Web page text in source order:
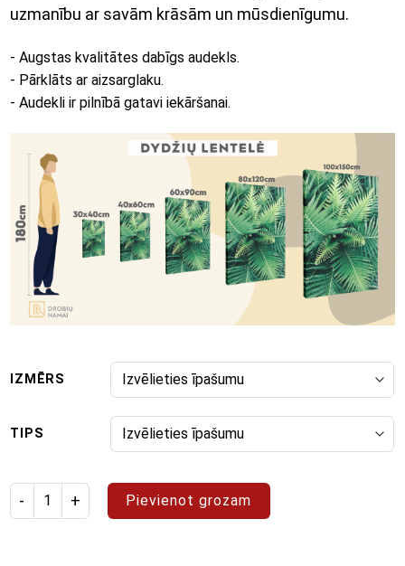
uzmanību ar savām krāsām un mūsdienīgumu.
- Augstas kvalitātes dabīgs audekls.
- Pārklāts ar aizsarglaku.
- Audekli ir pilnībā gatavi iekāršanai.
IZMĒRS
TIPS
Izstrādājuma daudzums: glezna "Abstrakts 68"
Pievienot grozam